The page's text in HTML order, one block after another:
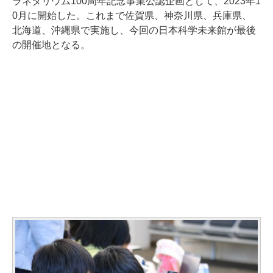
0月に開始した。これまで佐賀県、神奈川県、兵庫県、
北海道、沖縄県で実施し、今回の日本科学未来館が最後
の開催地となる。